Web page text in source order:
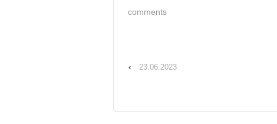
comments
‹ 23.06.2023